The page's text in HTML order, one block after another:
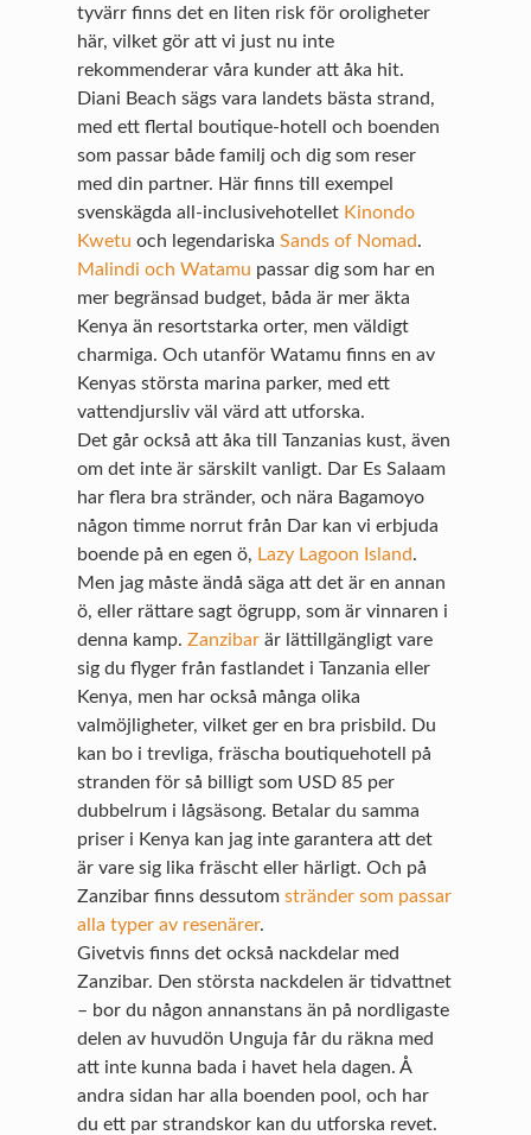
tyvärr finns det en liten risk för oroligheter
här, vilket gör att vi just nu inte
rekommenderar våra kunder att åka hit.
Diani Beach sägs vara landets bästa strand,
med ett flertal boutique-hotell och boenden
som passar både familj och dig som reser
med din partner. Här finns till exempel
svenskägda all-inclusivehotellet Kinondo
Kwetu och legendariskaSands of Nomad.
Malindi och Watamu passar dig som har en
mer begränsad budget, båda är mer äkta
Kenya än resortstarka orter, men väldigt
charmiga. Och utanför Watamu finns en av
Kenyas största marina parker, med ett
vattendjursliv väl värd att utforska.
Det går också att åka till Tanzanias kust, även
om det inte är särskilt vanligt. Dar Es Salaam
har flera bra stränder, och nära Bagamoyo
någon timme norrut från Dar kan vi erbjuda
boende på en egen ö, Lazy Lagoon Island.
Men jag måste ändå säga att det är en annan
ö, eller rättare sagt ögrupp, som är vinnaren i
denna kamp.Zanzibar är lättillgängligt vare
sig du flyger från fastlandet i Tanzania eller
Kenya, men har också många olika
valmöjligheter, vilket ger en bra prisbild. Du
kan bo i trevliga, fräscha boutiquehotell på
stranden för så billigt som USD 85 per
dubbelrum i lågsäsong. Betalar du samma
priser i Kenya kan jag inte garantera att det
är vare sig lika fräscht eller härligt. Och på
Zanzibar finns dessutomstränder som passar
alla typer av resenärer.
Givetvis finns det också nackdelar med
Zanzibar. Den största nackdelen är tidvattnet
– bor du någon annanstans än på nordligaste
delen av huvudön Unguja får du räkna med
att inte kunna bada i havet hela dagen. Å
andra sidan har alla boenden pool, och har
du ett par strandskor kan du utforska revet.